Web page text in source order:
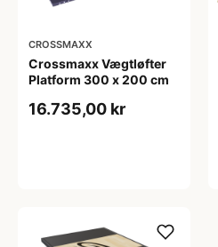
CROSSMAXX
Crossmaxx Vægtløfter
Platform 300 x 200 cm
16.735,00 kr